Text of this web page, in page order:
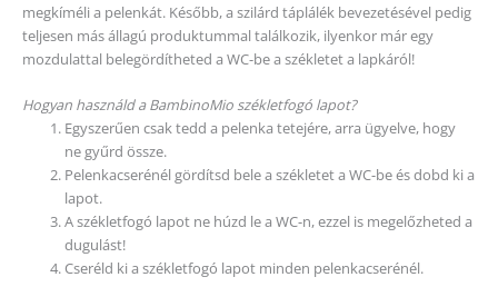
megkíméli a pelenkát. Később, a szilárd táplálék bevezetésével pedig
teljesen más állagú produktummal találkozik, ilyenkor már egy
mozdulattal belegördítheted a WC-be a székletet a lapkáról!
Hogyan használd a BambinoMio székletfogó lapot?
Egyszerűen csak tedd a pelenka tetejére, arra ügyelve, hogy
ne gyűrd össze.
Pelenkacserénél gördítsd bele a székletet a WC-be és dobd ki a
lapot.
A székletfogó lapot ne húzd le a WC-n, ezzel is megelőzheted a
dugulást!
Cseréld ki a székletfogó lapot minden pelenkacserénél.